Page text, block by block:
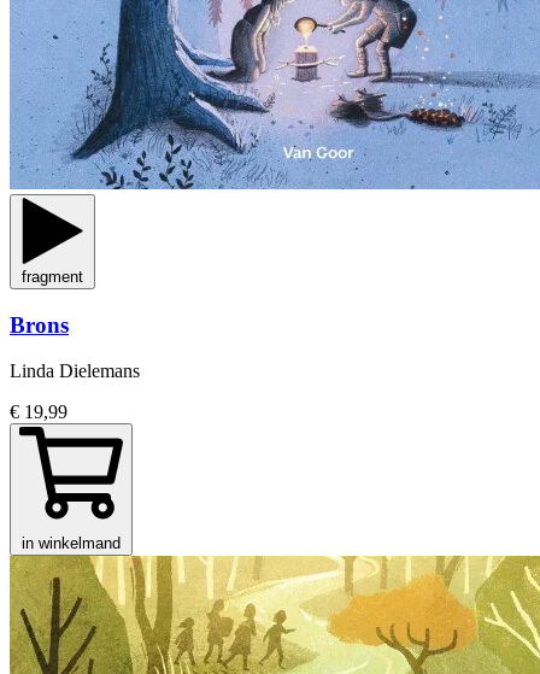
fragment
Brons
Linda Dielemans
€ 19,99
in winkelmand